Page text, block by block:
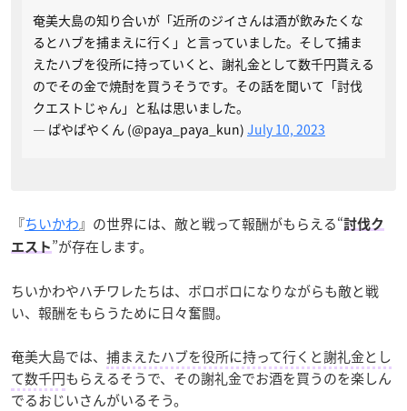
奄美大島の知り合いが「近所のジイさんは酒が飲みたくな
るとハブを捕まえに行く」と言っていました。そして捕ま
えたハブを役所に持っていくと、謝礼金として数千円貰える
のでその金で焼酎を買うそうです。その話を聞いて「討伐
クエストじゃん」と私は思いました。
— ぱやぱやくん (@paya_paya_kun) July 10, 2023
『ちいかわ』の世界には、敵と戦って報酬がもらえる“討伐ク
エスト ”が存在します。
ちいかわやハチワレたちは、ボロボロになりながらも敵と戦
い、報酬をもらうために日々奮闘。
奄美大島では、 捕まえたハブを役所に持って行くと謝礼金とし
て数千円もらえるそうで、その謝礼金でお酒を買うのを楽しん
でるおじいさんがいるそう。